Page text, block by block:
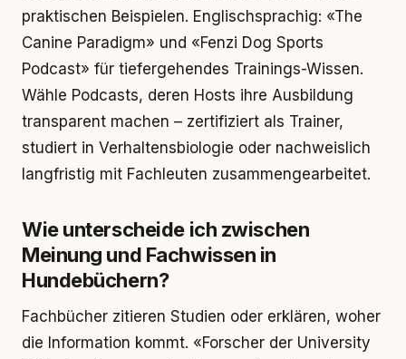
praktischen Beispielen. Englischsprachig: «The
Canine Paradigm» und «Fenzi Dog Sports
Podcast» für tiefergehendes Trainings-Wissen.
Wähle Podcasts, deren Hosts ihre Ausbildung
transparent machen – zertifiziert als Trainer,
studiert in Verhaltensbiologie oder nachweislich
langfristig mit Fachleuten zusammengearbeitet.
Wie unterscheide ich zwischen
Meinung und Fachwissen in
Hundebüchern?
Fachbücher zitieren Studien oder erklären, woher
die Information kommt. «Forscher der University